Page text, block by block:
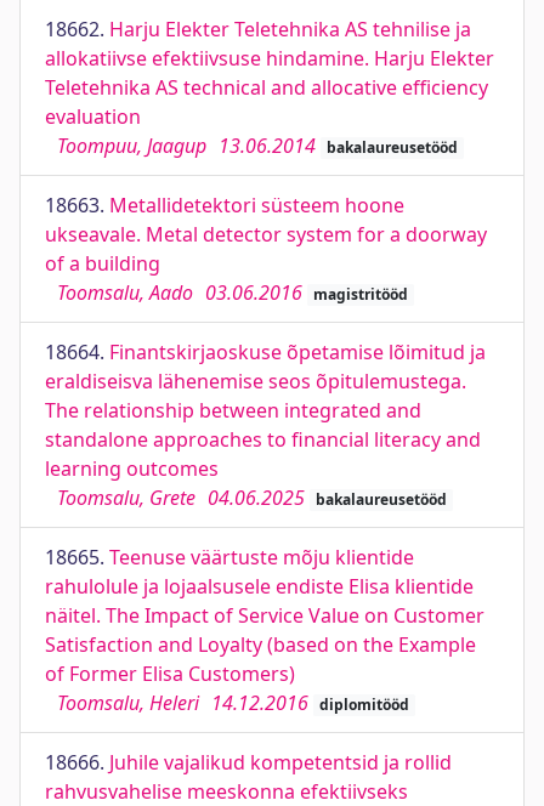
18662. Harju Elekter Teletehnika AS tehnilise ja
allokatiivse efektiivsuse hindamine. Harju Elekter
Teletehnika AS technical and allocative efficiency
evaluation
Toompuu, Jaagup 13.06.2014 bakalaureusetööd
18663. Metallidetektori süsteem hoone
ukseavale. Metal detector system for a doorway
of a building
Toomsalu, Aado 03.06.2016 magistritööd
18664. Finantskirjaoskuse õpetamise lõimitud ja
eraldiseisva lähenemise seos õpitulemustega.
The relationship between integrated and
standalone approaches to financial literacy and
learning outcomes
Toomsalu, Grete 04.06.2025 bakalaureusetööd
18665. Teenuse väärtuste mõju klientide
rahulolule ja lojaalsusele endiste Elisa klientide
näitel. The Impact of Service Value on Customer
Satisfaction and Loyalty (based on the Example
of Former Elisa Customers)
Toomsalu, Heleri 14.12.2016 diplomitööd
18666. Juhile vajalikud kompetentsid ja rollid
rahvusvahelise meeskonna efektiivseks